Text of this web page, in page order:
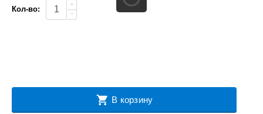
Кол-во:
+
−
В корзину